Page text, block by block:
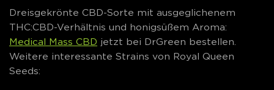
Dreisgekrönte CBD-Sorte mit ausgeglichenem
THC:CBD-Verhältnis und honigsüßem Aroma:
Medical Mass CBD jetzt bei DrGreen bestellen.
Weitere interessante Strains von Royal Queen
Seeds: